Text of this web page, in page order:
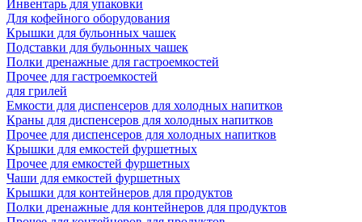
Инвентарь для упаковки
Для кофейного оборудования
Крышки для бульонных чашек
Подставки для бульонных чашек
Полки дренажные для гастроемкостей
Прочее для гастроемкостей
для грилей
Емкости для диспенсеров для холодных напитков
Краны для диспенсеров для холодных напитков
Прочее для диспенсеров для холодных напитков
Крышки для емкостей фуршетных
Прочее для емкостей фуршетных
Чаши для емкостей фуршетных
Крышки для контейнеров для продуктов
Полки дренажные для контейнеров для продуктов